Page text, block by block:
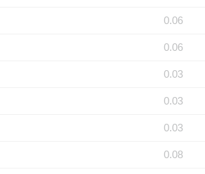
0.06
0.06
0.03
0.03
0.03
0.08